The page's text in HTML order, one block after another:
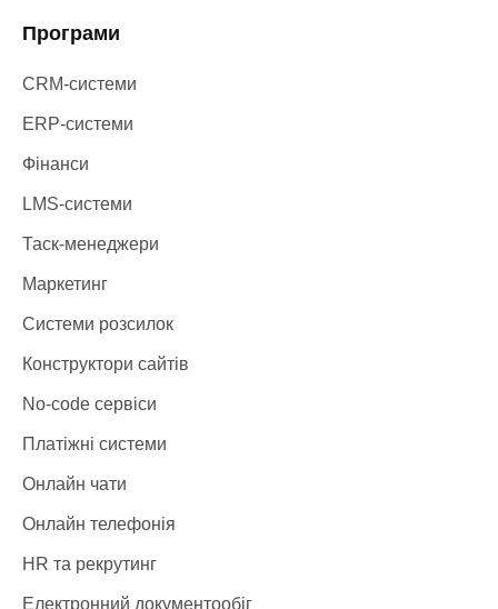
Програми
CRM-системи
ERP-системи
Фінанси
LMS-системи
Таск-менеджери
Маркетинг
Системи розсилок
Конструктори сайтів
No-code сервіси
Платіжні системи
Онлайн чати
Онлайн телефонія
HR та рекрутинг
Електронний документообіг